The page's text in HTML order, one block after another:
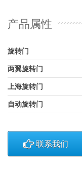
产品属性
旋转门
两翼旋转门
上海旋转门
自动旋转门
联系我们